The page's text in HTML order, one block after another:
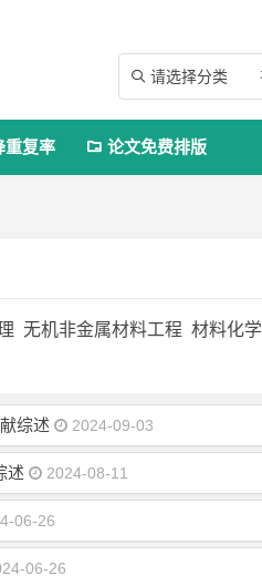
 请选择分类
重复率  论文免费排版
无机非金属材料工程 材料化学
综述 2024-09-03
述 2024-08-11
06-26
06-26